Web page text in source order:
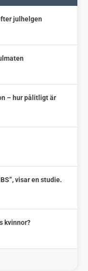
julhelgen
– hur pålitligt är
visar en studie.
kvinnor?